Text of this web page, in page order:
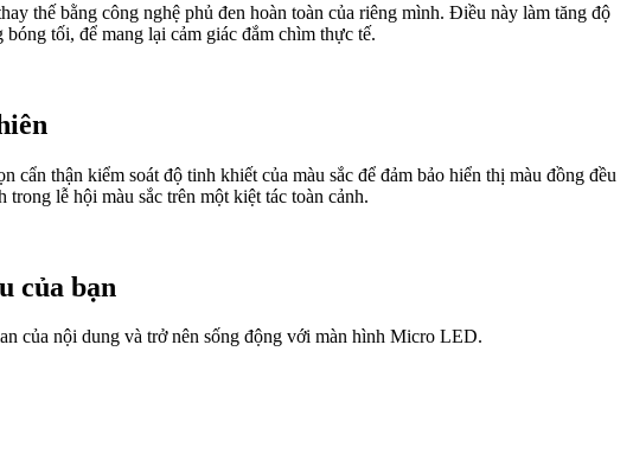
thế bằng công nghệ phủ đen hoàn toàn của riêng mình. Điều này làm tăng độ
tối, để mang lại cảm giác đắm chìm thực tế.
thận kiểm soát độ tinh khiết của màu sắc để đảm bảo hiển thị màu đồng đều
lễ hội màu sắc trên một kiệt tác toàn cảnh.
của bạn
của nội dung và trở nên sống động với màn hình Micro LED.